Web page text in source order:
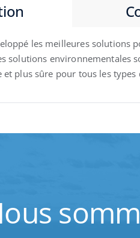
les meilleures solutions
solutions environnementales
plus sûre pour tous les types